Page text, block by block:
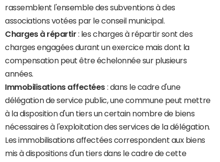
rassemblent l'ensemble des subventions à des
associations votées par le conseil municipal.
Charges à répartir : les charges à répartir sont des
charges engagées durant un exercice mais dont la
compensation peut être échelonnée sur plusieurs
années.
Immobilisations affectées : dans le cadre d'une
délégation de service public, une commune peut mettre
à la disposition d'un tiers un certain nombre de biens
nécessaires à l'exploitation des services de la délégation.
Les immobilisations affectées correspondent aux biens
mis à dispositions d'un tiers dans le cadre de cette